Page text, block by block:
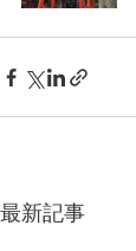
最新記事